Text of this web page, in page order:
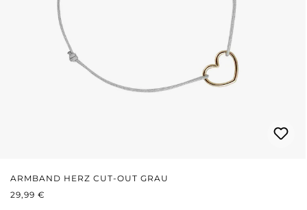
ARMBAND HERZ CUT-OUT GRAU
REGULÄRER PREIS:
29,99 €